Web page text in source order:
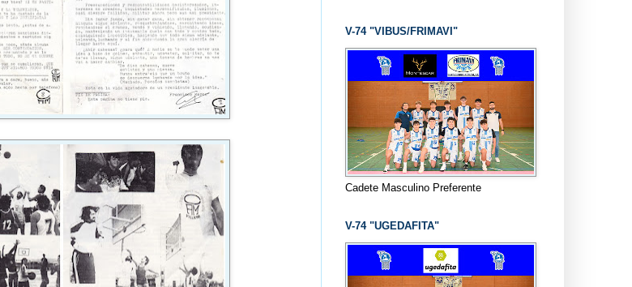
V-74 "VIBUS/FRIMAVI"
Cadete Masculino Preferente
V-74 "UGEDAFITA"